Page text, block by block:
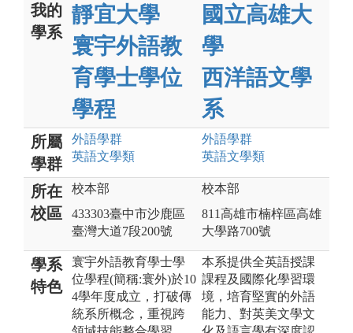
我的
學系
靜宜大學
寰宇外語教
育學士學位
學程
國立高雄大
學
西洋語文學
系
所屬
學群
外語學群
英語文學類
外語學群
英語文學類
所在
校區
校本部
433303臺中市沙鹿區
臺灣大道7段200號
校本部
811高雄市楠梓區高雄
大學路700號
學系
特色
寰宇外語教育學士學
位學程(簡稱:寰外)於10
4學年度成立，打破傳
統系所概念，重視跨
本系提供全英語授課
課程及國際化學習環
境，培育堅實的外語
能力、對英美文學文